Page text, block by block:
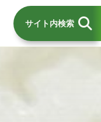
サイト内検索